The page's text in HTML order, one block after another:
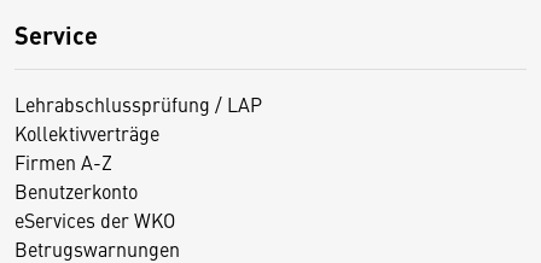
Service
Lehrabschlussprüfung / LAP
Kollektivverträge
Firmen A-Z
Benutzerkonto
eServices der WKO
Betrugswarnungen